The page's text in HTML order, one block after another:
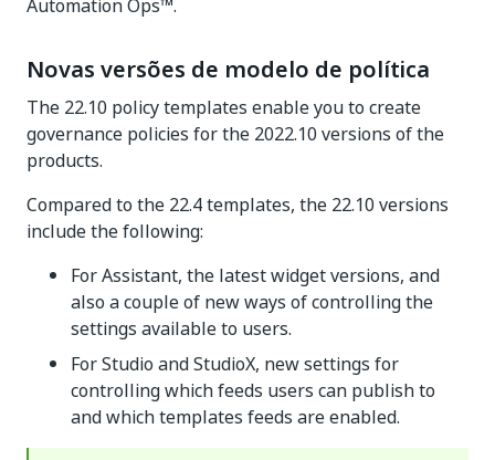
Automation Ops™.
Novas versões de modelo de política
The 22.10 policy templates enable you to create
governance policies for the 2022.10 versions of the
products.
Compared to the 22.4 templates, the 22.10 versions
include the following:
For Assistant, the latest widget versions, and
also a couple of new ways of controlling the
settings available to users.
For Studio and StudioX, new settings for
controlling which feeds users can publish to
and which templates feeds are enabled.